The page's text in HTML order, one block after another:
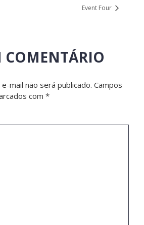
Event Four
COMENTÁRIO
mail não será publicado. Campos
com *